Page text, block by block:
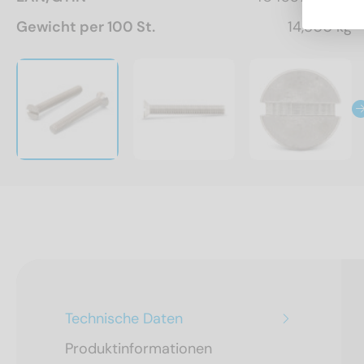
Gewicht per 100 St.
14,800 kg
Technische Daten
Produktinformationen